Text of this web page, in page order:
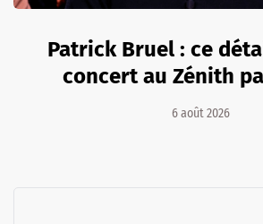
Patrick Bruel : ce
concert au Zénith
6 août 2026